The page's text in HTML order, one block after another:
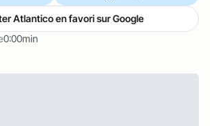
0:00min
Atlantico en favori sur Google